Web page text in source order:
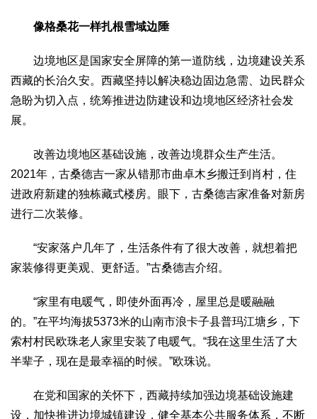
像格桑花一样扎根雪域边陲
边境地区是国家安全屏障的第一道防线，边境建设关系
西藏的长治久安。西藏坚持以解决稳边固边急需、边民群众
急盼为切入点，统筹推进边防建设和边境地区经济社会发
展。
改善边境地区基础设施，改善边境群众生产生活。
2021年，古桑德吉一家从错那市曲卓木乡搬迁到肖村，住
进政府新建的独栋藏式楼房。眼下，古桑德吉家准备对新房
进行二次装修。
“安家落户几年了，生活条件有了很大改善，就想着把
家装修得更美观、更舒适。”古桑德吉介绍。
“家里有电暖气，即使外面再冷，屋里总是暖融融
的。”在平均海拔5373米的山南市浪卡子县普玛江塘乡，下
索村村民欧珠老人家里安装了电暖气。“我在这里生活了大
半辈子，现在是最幸福的时候。”欧珠说。
在党和国家的关怀下，西藏持续加强边境基础设施建
设，加快推进边境城镇建设，健全基本公共服务体系，不断